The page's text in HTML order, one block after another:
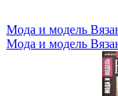
Мода и модель
Мода и модель